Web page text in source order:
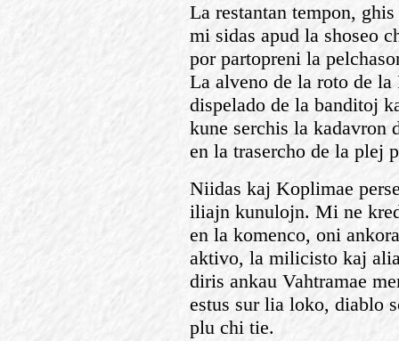
La restantan tempon,
mi sidas apud la shoseo
por partopreni la
La alveno de la roto de la
dispelado de la banditoj
kune serchis la kadavron
en la trasercho de la plej
Niidas kaj Koplimae
iliajn kunulojn. Mi ne
en la komenco, oni
aktivo, la milicisto kaj
diris ankau Vahtramae
estus sur lia loko, diablo
plu chi tie.